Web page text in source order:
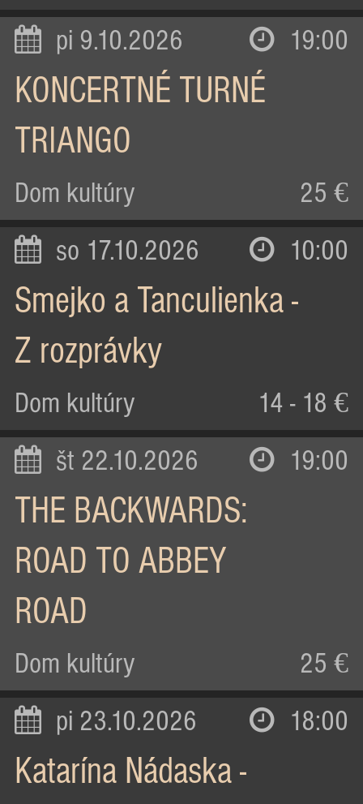
pi 9.10.2026 19:00
KONCERTNÉ TURNÉ
TRIANGO
Dom kultúry 25 €
so 17.10.2026 10:00
Smejko a Tanculienka -
Z rozprávky
Dom kultúry 14 - 18 €
št 22.10.2026 19:00
THE BACKWARDS:
ROAD TO ABBEY
ROAD
Dom kultúry 25 €
pi 23.10.2026 18:00
Katarína Nádaska -